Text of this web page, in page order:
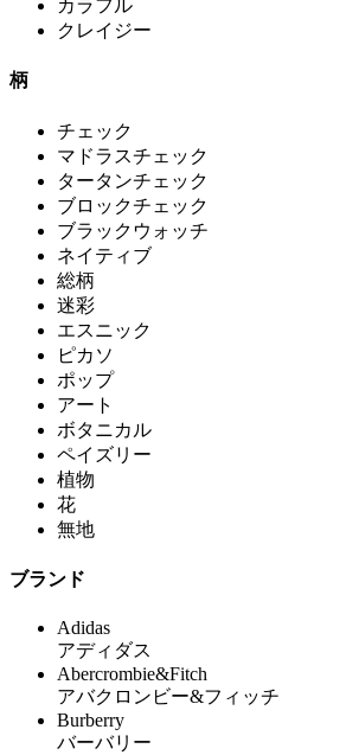
カラフル
クレイジー
柄
チェック
マドラスチェック
タータンチェック
ブロックチェック
ブラックウォッチ
ネイティブ
総柄
迷彩
エスニック
ピカソ
ポップ
アート
ボタニカル
ペイズリー
植物
花
無地
ブランド
Adidas
アディダス
Abercrombie&Fitch
アバクロンビー&フィッチ
Burberry
バーバリー